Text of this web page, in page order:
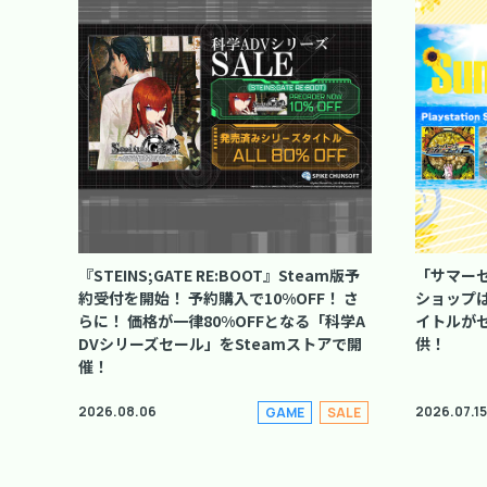
『STEINS;GATE RE:BOOT』Steam版予
約受付を開始！ 予約購入で10%OFF！ さ
らに！ 価格が一律80%OFFとなる「科学A
DVシリーズセール」をSteamストアで開
催！
2026.08.06 GAME SALE
「サマ
ショップ
イトルが
供！
2026.07.15